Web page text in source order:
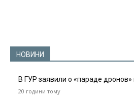
НОВИНИ
В ГУР заявили о «параде дронов»
20 години тому